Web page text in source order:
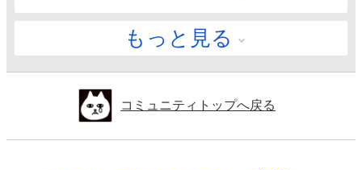
もっと見る
コミュニティトップへ戻る